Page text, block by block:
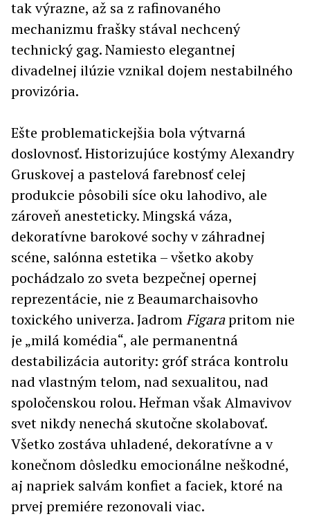
tak výrazne, až sa z rafinovaného
mechanizmu frašky stával nechcený
technický gag. Namiesto elegantnej
divadelnej ilúzie vznikal dojem nestabilného
provizória.
Ešte problematickejšia bola výtvarná
doslovnosť. Historizujúce kostýmy Alexandry
Gruskovej a pastelová farebnosť celej
produkcie pôsobili síce oku lahodivo, ale
zároveň anesteticky. Mingská váza,
dekoratívne barokové sochy v záhradnej
scéne, salónna estetika – všetko akoby
pochádzalo zo sveta bezpečnej opernej
reprezentácie, nie z Beaumarchaisovho
toxického univerza. JadromFigarapritom nie
je „milá komédia“, ale permanentná
destabilizácia autority: gróf stráca kontrolu
nad vlastným telom, nad sexualitou, nad
spoločenskou rolou. Heřman však Almavivov
svet nikdy nenechá skutočne skolabovať.
Všetko zostáva uhladené, dekoratívne a v
konečnom dôsledku emocionálne neškodné,
aj napriek salvám konfiet a faciek, ktoré na
prvej premiére rezonovali viac.